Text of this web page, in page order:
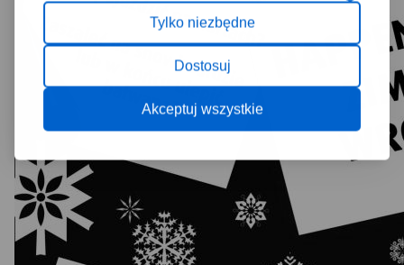
Tylko niezbędne
Dostosuj
Akceptuj wszystkie